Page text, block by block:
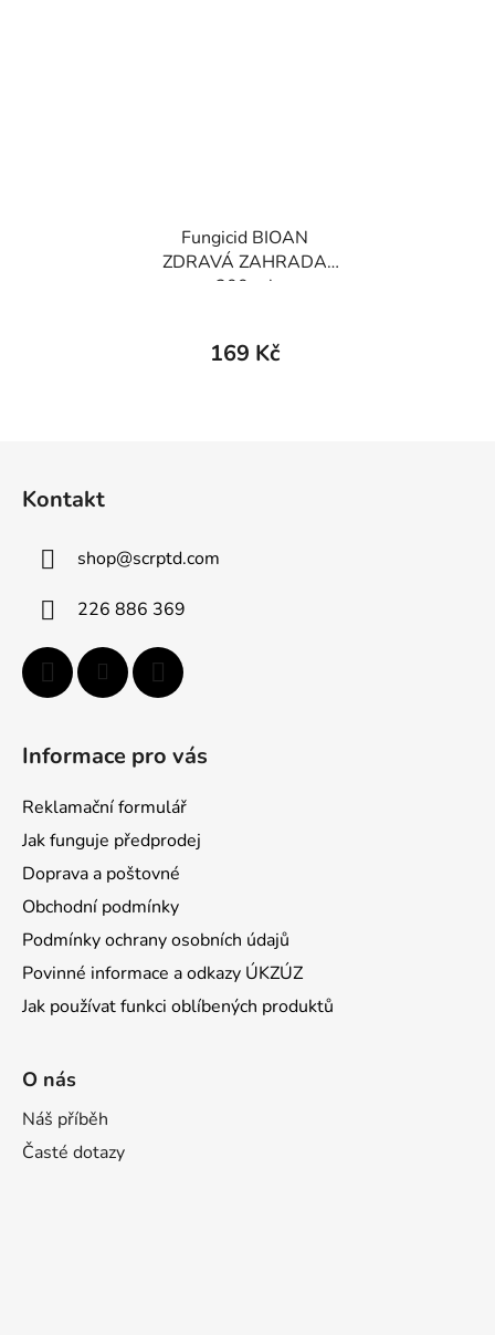
Fungicid BIOAN
ZDRAVÁ ZAHRADA
200 ml
169 Kč
Kontakt
shop@scrptd.com
226 886 369
Informace pro vás
Reklamační formulář
Jak funguje předprodej
Doprava a poštovné
Obchodní podmínky
Podmínky ochrany osobních údajů
Povinné informace a odkazy ÚKZÚZ
Jak používat funkci oblíbených produktů
O nás
Náš příběh
Časté dotazy